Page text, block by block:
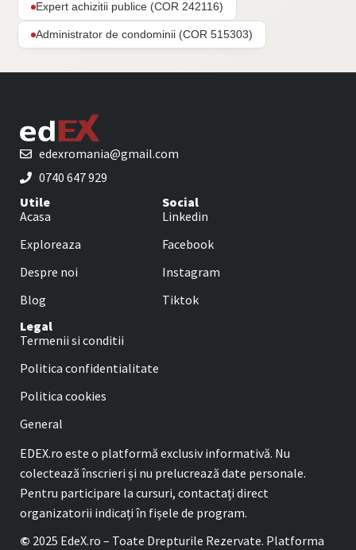
Expert achizitii publice (COR 242116)
Administrator de condominii (COR 515303)
edexromania@gmail.com
0740 647 929
Utile
Acasa
Exploreaza
Despre noi
Blog
Social
Linkedin
Facebook
Instagram
Tiktok
Legal
Termenii si conditii
Politica confidentialitate
Politica cookies
General
EDEX.ro este o platformă exclusiv informativă. Nu
colectează înscrieri și nu prelucrează date personale.
Pentru participare la cursuri, contactați direct
organizatorii indicați în fișele de program.
© 2025 EdeX.ro – Toate Drepturile Rezervate. Platforma